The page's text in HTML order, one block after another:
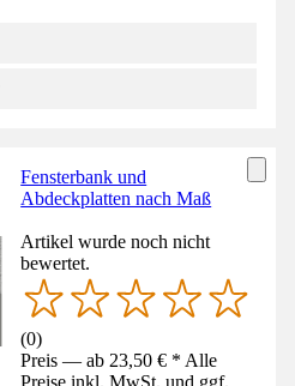
Fensterbank und
Abdeckplatten nach Maß
Artikel wurde noch nicht
bewertet.
(0)
Preis — ab 23,50 € * Alle